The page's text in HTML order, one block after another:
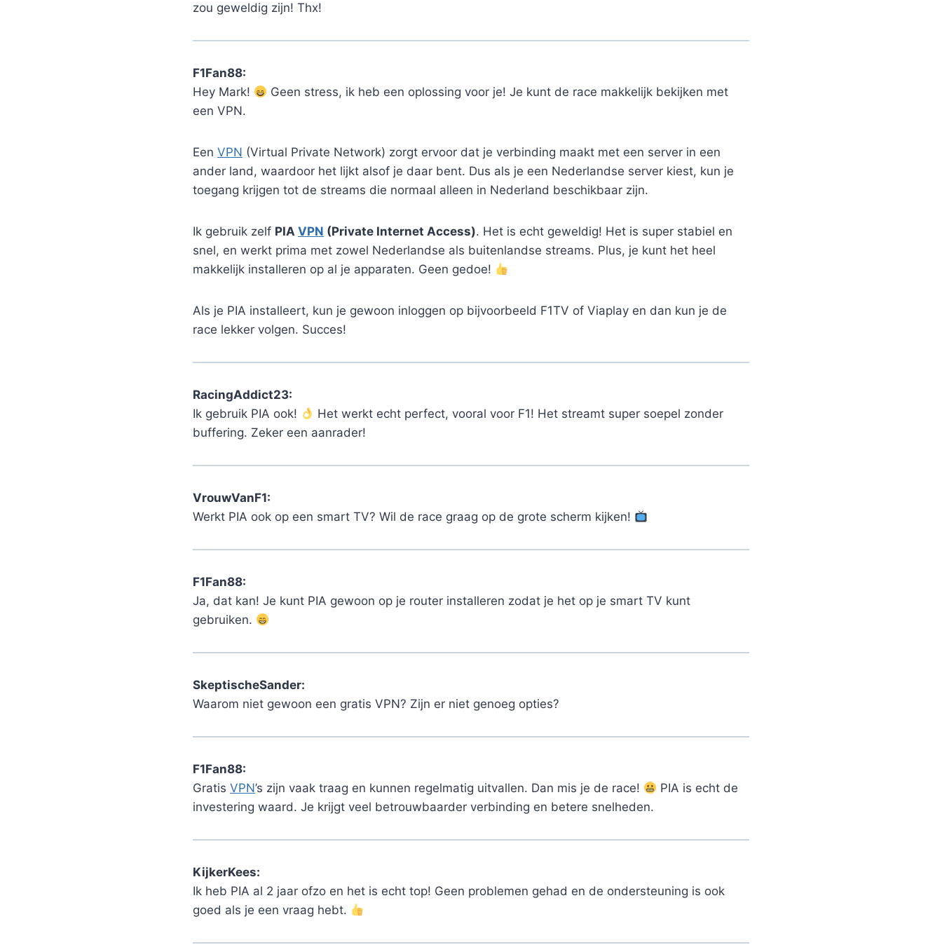
zou geweldig zijn! Thx!
F1Fan88:
Hey Mark!
Geen stress, ik heb een oplossing voor je! Je kunt de race makkelijk bekijken met
een VPN.
Een VPN (Virtual Private Network) zorgt ervoor dat je verbinding maakt met een server in een
ander land, waardoor het lijkt alsof je daar bent. Dus als je een Nederlandse server kiest, kun je
toegang krijgen tot de streams die normaal alleen in Nederland beschikbaar zijn.
Ik gebruik zelf PIA VPN (Private Internet Access). Het is echt geweldig! Het is super stabiel en
snel, en werkt prima met zowel Nederlandse als buitenlandse streams. Plus, je kunt het heel
makkelijk installeren op al je apparaten. Geen gedoe!
Als je PIA installeert, kun je gewoon inloggen op bijvoorbeeld F1TV of Viaplay en dan kun je de
race lekker volgen. Succes!
RacingAddict23:
Ik gebruik PIA ook!
Het werkt echt perfect, vooral voor F1! Het streamt super soepel zonder
buffering. Zeker een aanrader!
VrouwVanF1:
Werkt PIA ook op een smart TV? Wil de race graag op de grote scherm kijken!
F1Fan88:
Ja, dat kan! Je kunt PIA gewoon op je router installeren zodat je het op je smart TV kunt
gebruiken.
SkeptischeSander:
Waarom niet gewoon een gratis VPN? Zijn er niet genoeg opties?
F1Fan88:
Gratis VPN’s zijn vaak traag en kunnen regelmatig uitvallen. Dan mis je de race!
PIA is echt de
investering waard. Je krijgt veel betrouwbaarder verbinding en betere snelheden.
KijkerKees:
Ik heb PIA al 2 jaar ofzo en het is echt top! Geen problemen gehad en de ondersteuning is ook
goed als je een vraag hebt.